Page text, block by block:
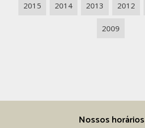
2015 2014 2013 2012
2009
Nossos horários